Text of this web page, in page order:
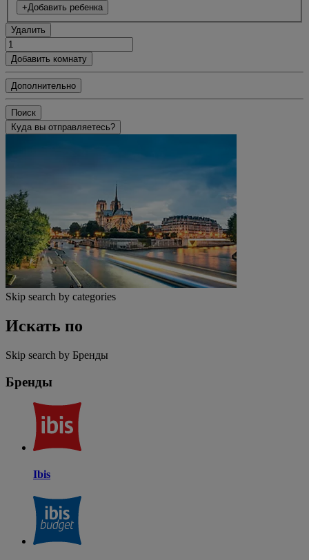
+Добавить ребенка
Удалить
Добавить комнату
Дополнительно
Поиск
Куда вы отправляетесь?
Skip search by categories
Искать по
Skip search by Бренды
Бренды
Ibis